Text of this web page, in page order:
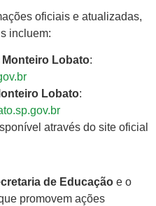
oficiais e atualizadas,
incluem:
Monteiro Lobato:
Lobato:
através do site oficial
de Educação e o
promovem ações